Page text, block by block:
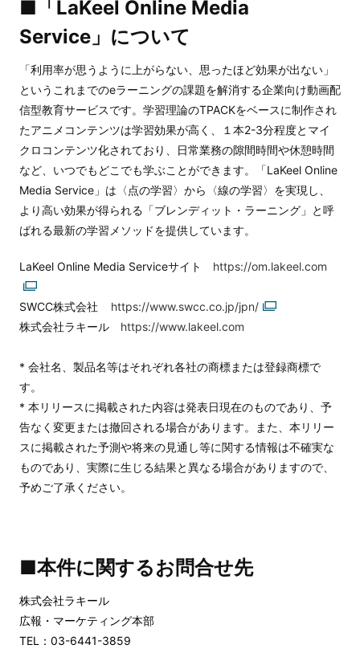
■「LaKeel Online Media
Service」について
「利用率が思うように上がらない、思ったほど効果が出ない」
というこれまでのeラーニングの課題を解消する企業向け動画配
信型教育サービスです。学習理論のTPACKをベースに制作され
たアニメコンテンツは学習効果が高く、１本2-3分程度とマイ
クロコンテンツ化されており、日常業務の隙間時間や休憩時間
など、いつでもどこでも学ぶことができます。「LaKeel Online
Media Service」は〈点の学習〉から〈線の学習〉を実現し、
より高い効果が得られる「ブレンディット・ラーニング」と呼
ばれる最新の学習メソッドを提供しています。
LaKeel Online Media Serviceサイト https://om.lakeel.com
SWCC株式会社 https://www.swcc.co.jp/jpn/
株式会社ラキール https://www.lakeel.com
* 会社名、製品名等はそれぞれ各社の商標または登録商標で
す。
* 本リリースに掲載された内容は発表日現在のものであり、予
告なく変更または撤回される場合があります。また、本リリー
スに掲載された予測や将来の見通し等に関する情報は不確実な
ものであり、実際に生じる結果と異なる場合がありますので、
予めご了承ください。
■本件に関するお問合せ先
株式会社ラキール
広報・マーケティング本部
TEL：03-6441-3859